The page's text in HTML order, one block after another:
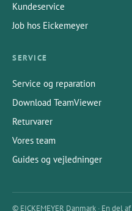
Kundeservice
Job hos Eickemeyer
SERVICE
Service og reparation
Download TeamViewer
Returvarer
Vores team
Guides og vejledninger
© EICKEMEYER Danmark · En del af